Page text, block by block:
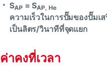
SAP= SAP, He
ความเร็วในการปั๊มของปั๊มเ
เป็นลิตร/วินาทีที่จุดแยก
ค่าคงที่เวลา